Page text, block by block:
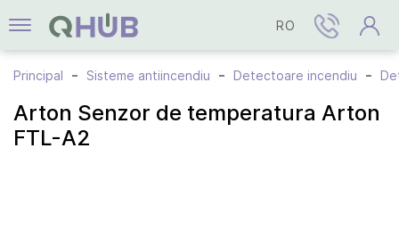
RO
Principal Sisteme antiincendiu Detectoare incendiu
Arton Senzor de temperatura Arton
FTL-A2